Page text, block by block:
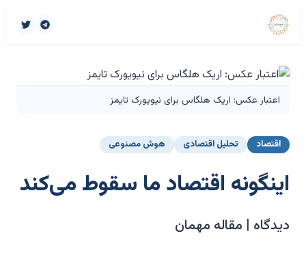
اعتبار عکس: اریک هلگاس برای نیویورک تایمز
اقتصاد تحلیل اقتصادی هوش مصنوعی
اینگونه اقتصاد ما سقوط می‌کند
دیدگاه | مقاله مهمان